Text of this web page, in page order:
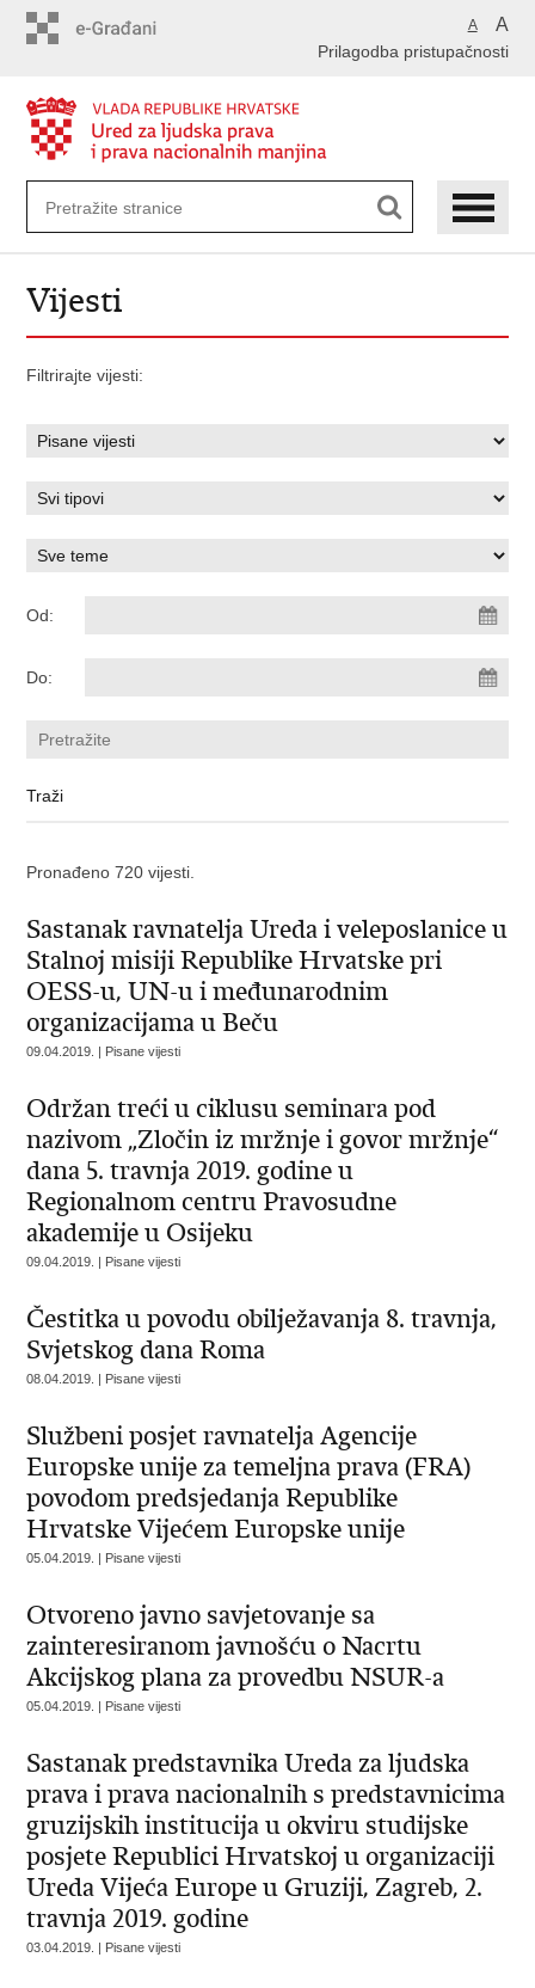
A A
Prilagodba pristupačnosti
Vijesti
Filtrirajte vijesti:
Od:
Do:
Pronađeno 720 vijesti.
Sastanak ravnatelja Ureda i veleposlanice u
Stalnoj misiji Republike Hrvatske pri
OESS-u, UN-u i međunarodnim
organizacijama u Beču
09.04.2019. | Pisane vijesti
Održan treći u ciklusu seminara pod
nazivom „Zločin iz mržnje i govor mržnje“
dana 5. travnja 2019. godine u
Regionalnom centru Pravosudne
akademije u Osijeku
09.04.2019. | Pisane vijesti
Čestitka u povodu obilježavanja 8. travnja,
Svjetskog dana Roma
08.04.2019. | Pisane vijesti
Službeni posjet ravnatelja Agencije
Europske unije za temeljna prava (FRA)
povodom predsjedanja Republike
Hrvatske Vijećem Europske unije
05.04.2019. | Pisane vijesti
Otvoreno javno savjetovanje sa
zainteresiranom javnošću o Nacrtu
Akcijskog plana za provedbu NSUR-a
05.04.2019. | Pisane vijesti
Sastanak predstavnika Ureda za ljudska
prava i prava nacionalnih s predstavnicima
gruzijskih institucija u okviru studijske
posjete Republici Hrvatskoj u organizaciji
Ureda Vijeća Europe u Gruziji, Zagreb, 2.
travnja 2019. godine
03.04.2019. | Pisane vijesti